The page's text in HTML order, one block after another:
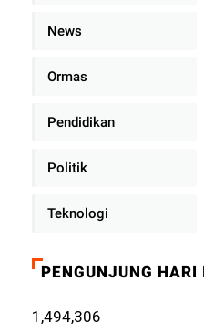
News
Ormas
Pendidikan
Politik
Teknologi
PENGUNJUNG HARI
1,494,306